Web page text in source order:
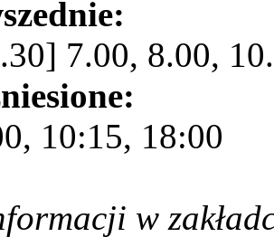
7.00, 8.00,
10:15, 18:00
w